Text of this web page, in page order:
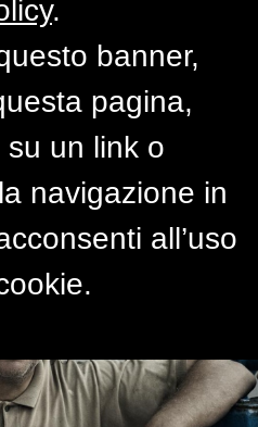
occhi
.
banner,
pagina,
su un link o
navigazione in
all’uso